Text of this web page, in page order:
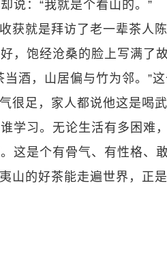
说：“我就是个看山的。”
获就是拜访了老一辈茶人
，饱经沧桑的脸上写满了
酒，山居偏与竹为邻。”
很足，家人都说他这是喝
学习。无论生活有多困难
这是个有骨气、有性格、
山的好茶能走遍世界，正